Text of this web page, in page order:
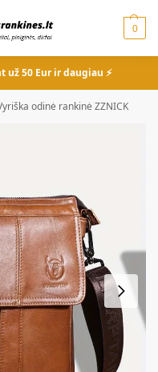
0
50 Eur ir daugiau ⚡
odinė rankinė ZZNICK